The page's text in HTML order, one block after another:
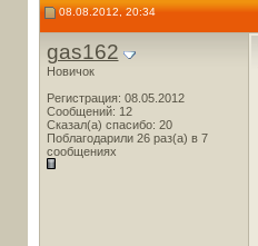
08.08.2012, 20:34
gas162
Новичок
Регистрация: 08.05.2012
Сообщений: 12
Сказал(а) спасибо: 20
Поблагодарили 26 раз(а) в 7
сообщениях